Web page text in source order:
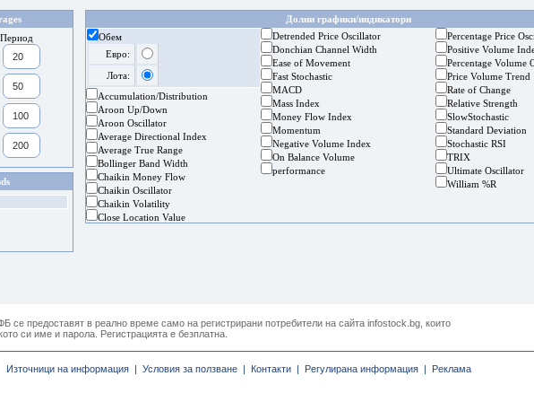
Период
Долни графики/индикатори
Обем
Евро:
Лота:
Accumulation/Distribution
Aroon Up/Down
Aroon Oscillator
Average Directional Index
Average True Range
Bollinger Band Width
Chaikin Money Flow
Chaikin Oscillator
Chaikin Volatility
Close Location Value
Detrended Price Oscillator
Donchian Channel Width
Ease of Movement
Fast Stochastic
MACD
Mass Index
Money Flow Index
Momentum
Negative Volume Index
On Balance Volume
performance
Percentage Price
Positive Volume
Percentage Volume
Price Volume Trend
Rate of Change
Relative Strength
SlowStochastic
Standard Deviation
Stochastic RSI
TRIX
Ultimate Oscillator
William %R
се предоставят в реално време само на регистрирани потребители на сайта infostock.bg, които
си име и парола. Регистрацията е безплатна.
Източници на информация | Условия за ползване | Контакти | Регулирана информация | Реклама